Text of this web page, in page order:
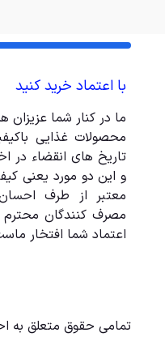
با اعتماد خرید کنید
ما در کنار شما
محصولات غذایی
تاریخ های انقضاء در
و این دو مورد یعنی
معتبر از طرف
مصرف کنندگان
اعتماد شما افتخار
تمامی حقوق متعلق به